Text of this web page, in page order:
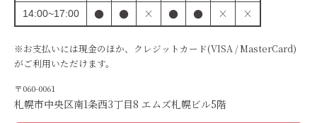
14:00~17:00 ● ● × ● ● × ×
※お支払いには現金のほか、クレジットカード(VISA / MasterCard)
がご利用いただけます。
〒060-0061
札幌市中央区南1条西3丁目8 エムズ札幌ビル5階